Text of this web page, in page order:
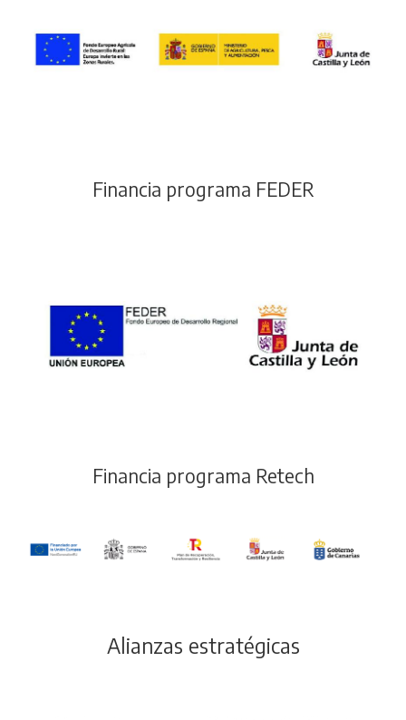
Financia programa FEDER
Financia programa Retech
Alianzas estratégicas